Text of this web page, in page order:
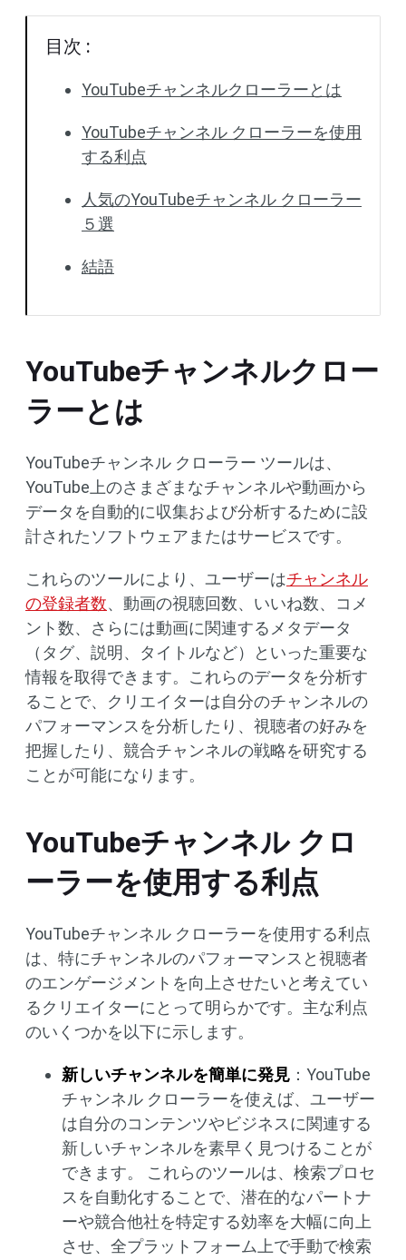
目次 :
YouTubeチャンネルクローラーとは
YouTubeチャンネル クローラーを使用
する利点
人気のYouTubeチャンネル クローラー
５選
結語
YouTubeチャンネルクロー
ラーとは
YouTubeチャンネル クローラー ツールは、
YouTube上のさまざまなチャンネルや動画から
データを自動的に収集および分析するために設
計されたソフトウェアまたはサービスです。
これらのツールにより、ユーザーはチャンネル
の登録者数、動画の視聴回数、いいね数、コメ
ント数、さらには動画に関連するメタデータ
（タグ、説明、タイトルなど）といった重要な
情報を取得できます。これらのデータを分析す
ることで、クリエイターは自分のチャンネルの
パフォーマンスを分析したり、視聴者の好みを
把握したり、競合チャンネルの戦略を研究する
ことが可能になります。
YouTubeチャンネル クロ
ーラーを使用する利点
YouTubeチャンネル クローラーを使用する利点
は、特にチャンネルのパフォーマンスと視聴者
のエンゲージメントを向上させたいと考えてい
るクリエイターにとって明らかです。主な利点
のいくつかを以下に示します。
新しいチャンネルを簡単に発見 ：YouTube
チャンネル クローラーを使えば、ユーザー
は自分のコンテンツやビジネスに関連する
新しいチャンネルを素早く見つけることが
できます。 これらのツールは、検索プロセ
スを自動化することで、潜在的なパートナ
ーや競合他社を特定する効率を大幅に向上
させ、全プラットフォーム上で手動で検索